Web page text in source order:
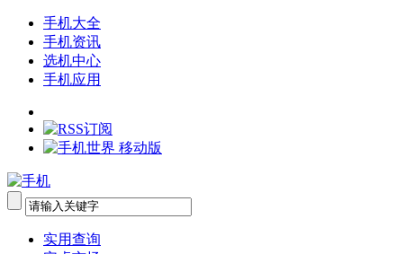
手机大全
手机资讯
选机中心
手机应用
实用查询